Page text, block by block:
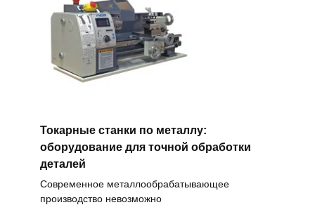
Токарные станки по металлу:
оборудование для точной обработки
деталей
Современное металлообрабатывающее
производство невозможно